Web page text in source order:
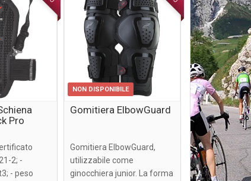
Pro
2; -
- peso
NON DISPONIBILE
Gomitiera ElbowGuard
Gomitiera ElbowGuard,
utilizzabile come
ginocchiera junior. La forma